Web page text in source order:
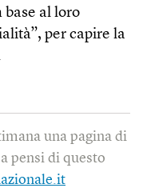
base al loro
per capire la
una pagina di
pensi di questo